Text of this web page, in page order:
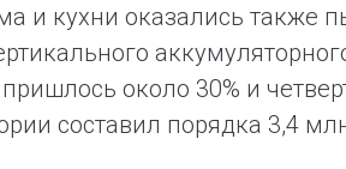
и кухни оказались также
около 30% и
составил порядка 3,4